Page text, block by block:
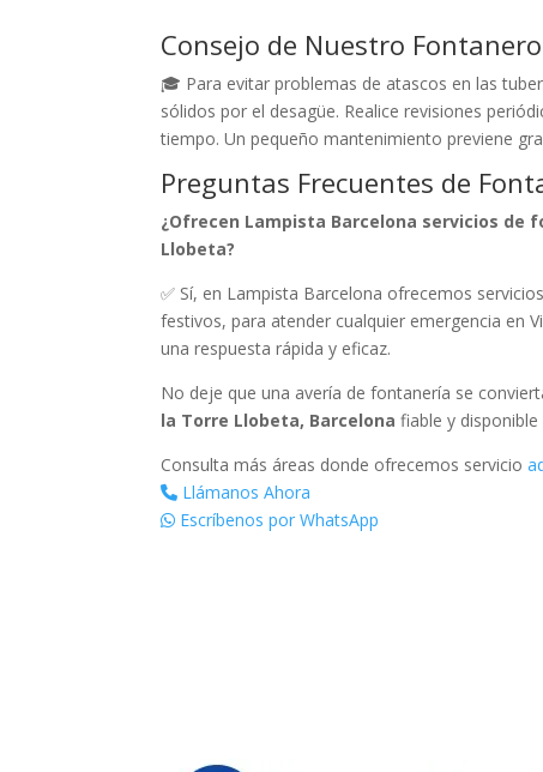
Consejo de Nuestro
🎓 Para evitar problemas de atascos en las
sólidos por el desagüe. Realice revisiones
tiempo. Un pequeño mantenimiento previene
Preguntas Frecuentes de
¿Ofrecen Lampista Barcelona servicios de
Llobeta?
✅ Sí, en Lampista Barcelona ofrecemos
festivos, para atender cualquier emergencia en
una respuesta rápida y eficaz.
No deje que una avería de fontanería se
la Torre Llobeta, Barcelona fiable y
Consulta más áreas donde ofrecemos servicio
Llámanos Ahora
Escríbenos por WhatsApp